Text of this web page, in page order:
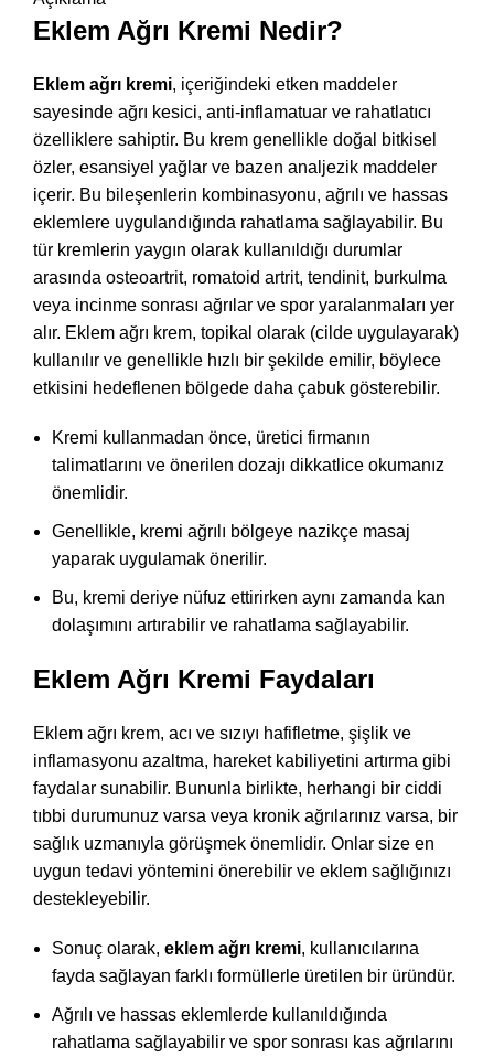
Eklem Ağrı Kremi Nedir?
Eklem ağrı kremi, içeriğindeki etken maddeler
sayesinde ağrı kesici, anti-inflamatuar ve rahatlatıcı
özelliklere sahiptir. Bu krem genellikle doğal bitkisel
özler, esansiyel yağlar ve bazen analjezik maddeler
içerir. Bu bileşenlerin kombinasyonu, ağrılı ve hassas
eklemlere uygulandığında rahatlama sağlayabilir. Bu
tür kremlerin yaygın olarak kullanıldığı durumlar
arasında osteoartrit, romatoid artrit, tendinit, burkulma
veya incinme sonrası ağrılar ve spor yaralanmaları yer
alır. Eklem ağrı krem, topikal olarak (cilde uygulayarak)
kullanılır ve genellikle hızlı bir şekilde emilir, böylece
etkisini hedeflenen bölgede daha çabuk gösterebilir.
Kremi kullanmadan önce, üretici firmanın
talimatlarını ve önerilen dozajı dikkatlice okumanız
önemlidir.
Genellikle, kremi ağrılı bölgeye nazikçe masaj
yaparak uygulamak önerilir.
Bu, kremi deriye nüfuz ettirirken aynı zamanda kan
dolaşımını artırabilir ve rahatlama sağlayabilir.
Eklem Ağrı Kremi Faydaları
Eklem ağrı krem, acı ve sızıyı hafifletme, şişlik ve
inflamasyonu azaltma, hareket kabiliyetini artırma gibi
faydalar sunabilir. Bununla birlikte, herhangi bir ciddi
tıbbi durumunuz varsa veya kronik ağrılarınız varsa, bir
sağlık uzmanıyla görüşmek önemlidir. Onlar size en
uygun tedavi yöntemini önerebilir ve eklem sağlığınızı
destekleyebilir.
Sonuç olarak, eklem ağrı kremi, kullanıcılarına
fayda sağlayan farklı formüllerle üretilen bir üründür.
Ağrılı ve hassas eklemlerde kullanıldığında
rahatlama sağlayabilir ve spor sonrası kas ağrılarını